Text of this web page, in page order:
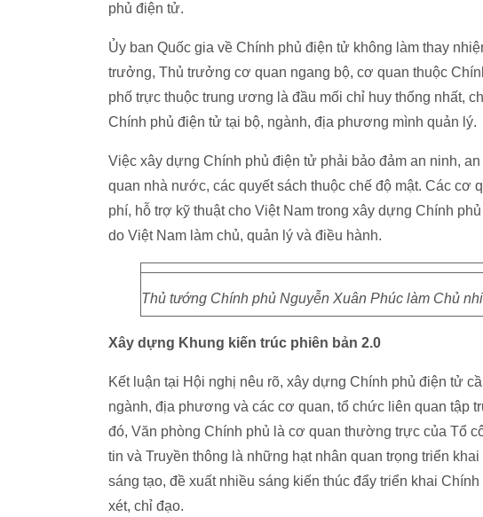
phủ điện tử.
Ủy ban Quốc gia về Chính phủ điện tử không làm thay
trưởng, Thủ trưởng cơ quan ngang bộ, cơ quan thuộc
phố trực thuộc trung ương là đầu mối chỉ huy thống nhất,
Chính phủ điện tử tại bộ, ngành, địa phương mình quản lý.
Việc xây dựng Chính phủ điện tử phải bảo đảm an ninh,
quan nhà nước, các quyết sách thuộc chế độ mật. Các cơ
phí, hỗ trợ kỹ thuật cho Việt Nam trong xây dựng Chính
do Việt Nam làm chủ, quản lý và điều hành.
Thủ tướng Chính phủ Nguyễn Xuân Phúc làm Chủ
Xây dựng Khung kiến trúc phiên bản 2.0
Kết luận tại Hội nghị nêu rõ, xây dựng Chính phủ điện tử
ngành, địa phương và các cơ quan, tổ chức liên quan tập
đó, Văn phòng Chính phủ là cơ quan thường trực của Tổ
tin và Truyền thông là những hạt nhân quan trọng triển
sáng tạo, đề xuất nhiều sáng kiến thúc đẩy triển khai
xét, chỉ đạo.